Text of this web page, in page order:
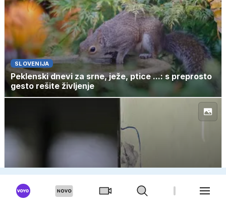
SLOVENIJA
Peklenski dnevi za srne, ježe, ptice ...: s preprosto
gesto rešite življenje
Ustrelil stara starša, nato še pet učiteljev, 30
učencev ranjenih